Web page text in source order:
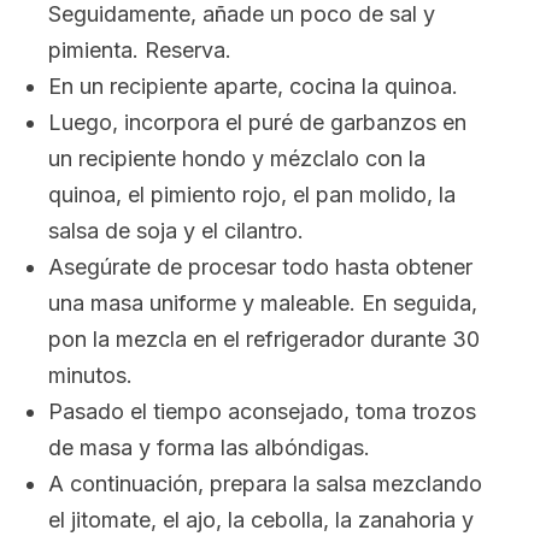
Seguidamente, añade un poco de sal y
pimienta. Reserva.
En un recipiente aparte, cocina la quinoa.
Luego, incorpora el puré de garbanzos en
un recipiente hondo y mézclalo con la
quinoa, el pimiento rojo, el pan molido, la
salsa de soja y el cilantro.
Asegúrate de procesar todo hasta obtener
una masa uniforme y maleable. En seguida,
pon la mezcla en el refrigerador durante 30
minutos.
Pasado el tiempo aconsejado, toma trozos
de masa y forma las albóndigas.
A continuación, prepara la salsa mezclando
el jitomate, el ajo, la cebolla, la zanahoria y